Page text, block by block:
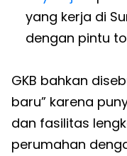
yang kerja di
dengan pintu
GKB bahkan
baru” karena
dan fasilitas
perumahan